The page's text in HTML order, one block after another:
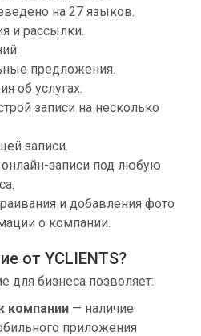
на 27 языков.
и рассылки.
предложения.
об услугах.
записи на несколько
записи.
онлайн-записи под любую
и добавления фото
о компании.
от YCLIENTS?
для бизнеса позволяет:
компании — наличие
приложения